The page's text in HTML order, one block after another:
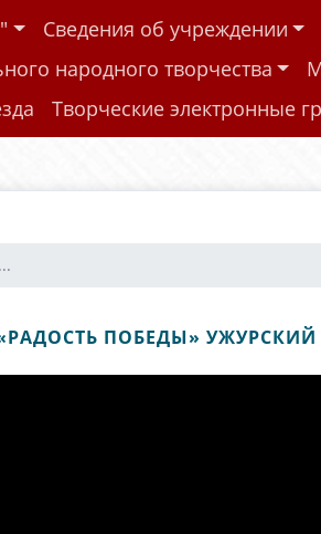
Сведения об учреждении
народного творчества
Творческие электронные
ПОБЕДЫ»